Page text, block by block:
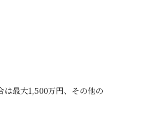
は最大1,500万円、その他の